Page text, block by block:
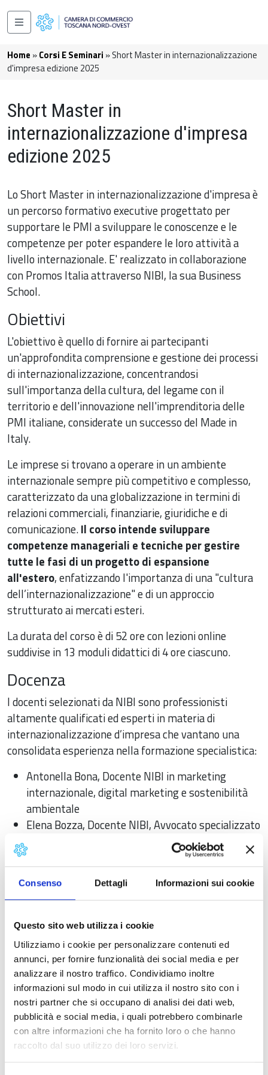
Consenso Dettagli Informazioni sui cookie
Questo sito web utilizza i cookie
Utilizziamo i cookie per personalizzare contenuti ed
annunci, per fornire funzionalità dei social media e per
analizzare il nostro traffico. Condividiamo inoltre
informazioni sul modo in cui utilizza il nostro sito con i
nostri partner che si occupano di analisi dei dati web,
pubblicità e social media, i quali potrebbero combinarle
con altre informazioni che ha fornito loro o che hanno
raccolto dal suo utilizzo dei loro servizi.
Salta al contenuto principale
Navigazione principale
Briciole di pane
Home Corsi E Seminari
Short Master in internazionalizzazione
d'impresa edizione 2025
Short Master in
internazionalizzazione d'impresa
edizione 2025
Lo Short Master in internazionalizzazione d'impresa è
un percorso formativo executive progettato per
supportare le PMI a sviluppare le conoscenze e le
competenze per poter espandere le loro attività a
livello internazionale. E' realizzato in collaborazione
con Promos Italia attraverso NIBI, la sua Business
School.
Obiettivi
L'obiettivo è quello di fornire ai partecipanti
un'approfondita comprensione e gestione dei processi
di internazionalizzazione, concentrandosi
sull'importanza della cultura, del legame con il
territorio e dell'innovazione nell'imprenditoria delle
PMI italiane, considerate un successo del Made in
Italy.
Le imprese si trovano a operare in un ambiente
internazionale sempre più competitivo e complesso,
caratterizzato da una globalizzazione in termini di
relazioni commerciali, finanziarie, giuridiche e di
comunicazione.Il corso intende sviluppare
competenze manageriali e tecniche per gestire
tutte le fasi di un progetto di espansione
all'estero, enfatizzando l'importanza di una "cultura
dell’internazionalizzazione" e di un approccio
strutturato ai mercati esteri.
La durata del corso è di 52 ore con lezioni online
suddivise in 13 moduli didattici di 4 ore ciascuno.
Docenza
I docenti selezionati da NIBI sono professionisti
altamente qualificati ed esperti in materia di
internazionalizzazione d’impresa che vantano una
consolidata esperienza nella formazione specialistica:
Antonella Bona, Docente NIBI in marketing
internazionale, digital marketing e sostenibilità
ambientale
Elena Bozza, Docente NIBI, Avvocato specializzato
Giulia Comparini, Docente NIBI, senior partner di
Chi può iscriversi allo Short Master in
internazionalizzazione d'impresa
Il corso è rivolto ad imprenditori, manager e export
manager che desiderano ampliare le proprie
competenze legate allo sviluppo internazionale e
valorizzare il proprio percorso professionale. Possono
iscriversi imprese con sede legale e/o operativa nella
provincia di Pisa, Lucca e Massa Carrara,la
partecipazione è gratuita.
Non sono ammesse società di consulenza, formazione